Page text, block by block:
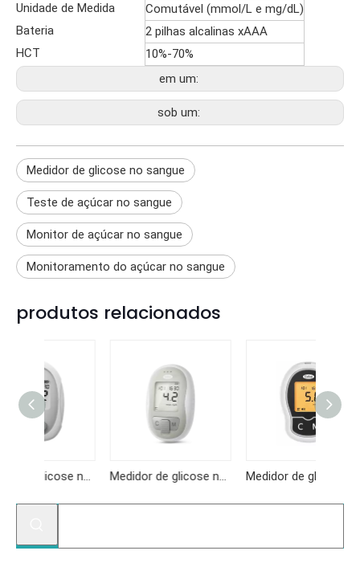
Unidade de Medida
Comutável (mmol/L e mg/dL)
Bateria
2 pilhas alcalinas xAAA
HCT
10%-70%
em um:
sob um:
Medidor de glicose no sangue
Teste de açúcar no sangue
Monitor de açúcar no sangue
Monitoramento do açúcar no sangue
produtos relacionados
Medidor de glicose no sangue KF-B06 Medidor de glicose no sangue KF-A04